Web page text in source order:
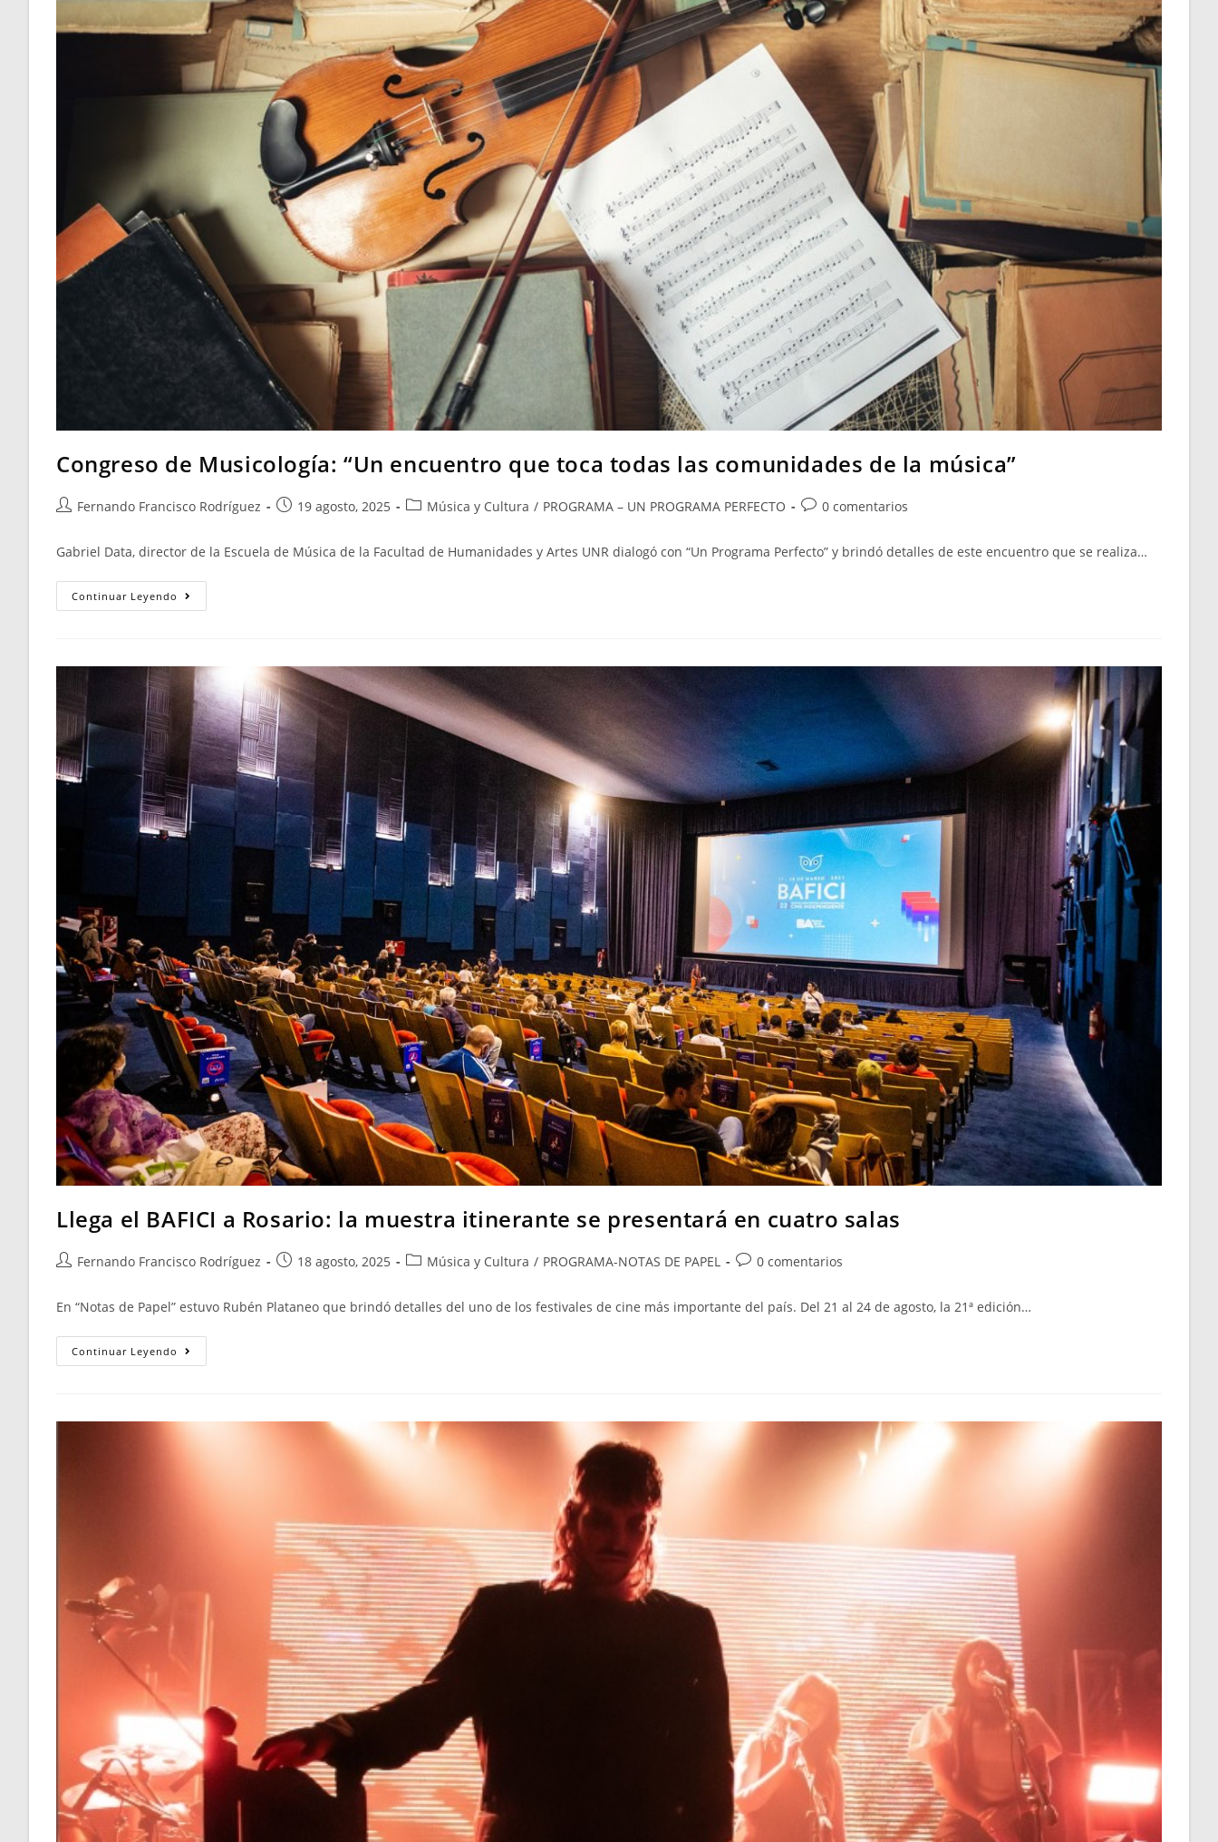
Congreso de Musicología: “Un encuentro que toca todas las comunidades de la música”
Fernando Francisco Rodríguez 19 agosto, 2025 Música y Cultura / PROGRAMA – UN PROGRAMA PERFECTO 0 comentarios
Gabriel Data, director de la Escuela de Música de la Facultad de Humanidades y Artes UNR dialogó con “Un Programa Perfecto” y brindó detalles de este encuentro que se realiza…
Continuar Leyendo
Llega el BAFICI a Rosario: la muestra itinerante se presentará en cuatro salas
Fernando Francisco Rodríguez 18 agosto, 2025 Música y Cultura / PROGRAMA-NOTAS DE PAPEL 0 comentarios
En “Notas de Papel” estuvo Rubén Plataneo que brindó detalles del uno de los festivales de cine más importante del país. Del 21 al 24 de agosto, la 21ª edición…
Continuar Leyendo